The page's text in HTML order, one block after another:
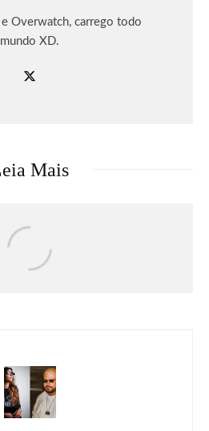
e Overwatch, carrego todo
mundo XD.
Mais
de Gracie Abrams,